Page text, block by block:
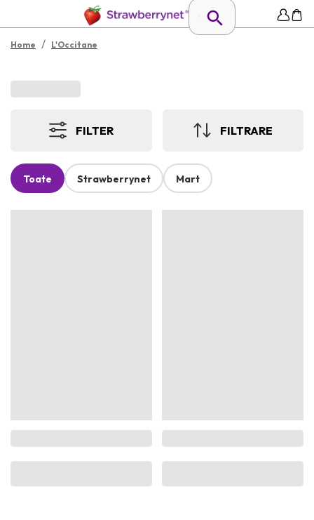
Home / L'Occitane
FILTER FILTRARE
Toate Strawberrynet Mart